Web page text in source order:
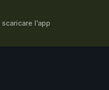
scaricare l'app